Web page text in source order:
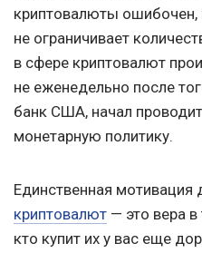
криптовалюты ошибочен,
не ограничивает
в сфере криптовалют
не еженедельно после
банк США, начал
монетарную политику.
Единственная мотивация
криптовалют — это вера в
кто купит их у вас еще